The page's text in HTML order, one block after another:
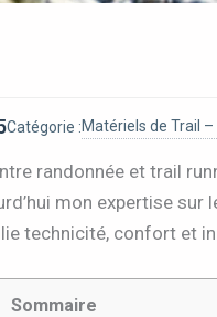
Catégorie :Matériels de Trail
randonnée et trail
mon expertise
technicité, confort et
Sommaire